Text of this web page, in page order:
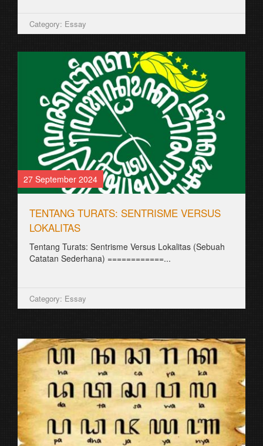
Category: Essay
27 September 2024
TENTANG TURATS: SENTRISME VERSUS
LOKALITAS
Tentang Turats: Sentrisme Versus Lokalitas (Sebuah
Catatan Sederhana) ============...
Category: Essay